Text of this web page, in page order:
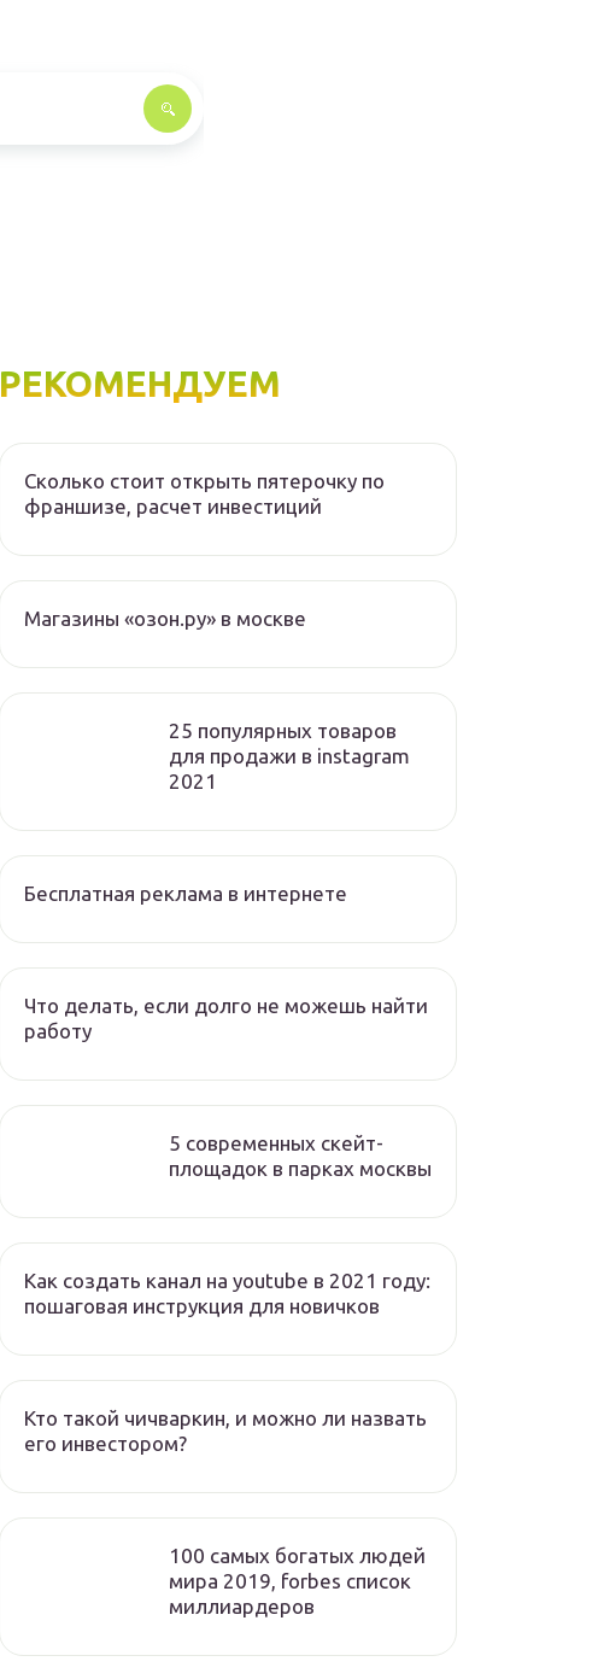
РЕКОМЕНДУЕМ
Сколько стоит открыть пятерочку по
франшизе, расчет инвестиций
Магазины «озон.ру» в москве
25 популярных товаров
для продажи в instagram
2021
Бесплатная реклама в интернете
Что делать, если долго не можешь найти
работу
5 современных скейт-
площадок в парках москвы
Как создать канал на youtube в 2021 году:
пошаговая инструкция для новичков
Кто такой чичваркин, и можно ли назвать
его инвестором?
100 самых богатых людей
мира 2019, forbes список
миллиардеров